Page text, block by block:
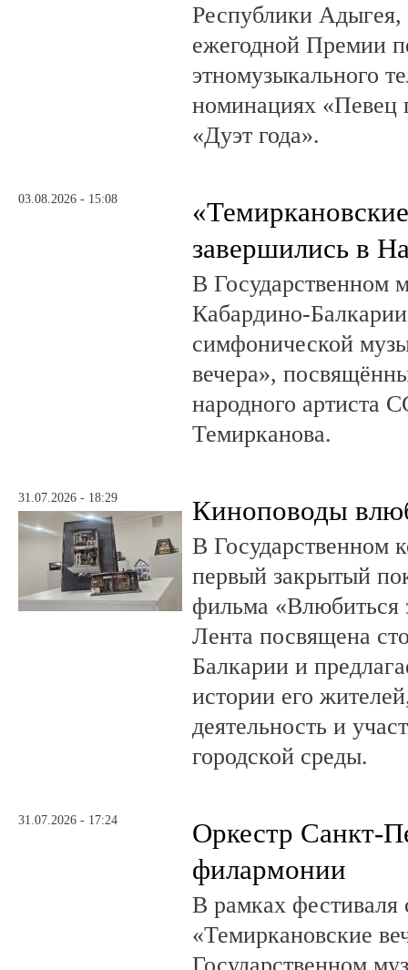
Республики
ежегодной Премии
этномузыкального
номинациях «Певец
«Дуэт года».
03.08.2026 - 15:08
завершились в
В Государственном
Кабардино-
симфонической
вечера»,
народного артиста
Темирканова.
31.07.2026 - 18:29 Киноповоды
В Государственном
первый закрытый
фильма «Влюбиться
Лента посвящена
Балкарии и
истории его
деятельность и
городской среды.
31.07.2026 - 17:24
Оркестр Санкт-
филармонии
В рамках
«Темиркановские
Государственном